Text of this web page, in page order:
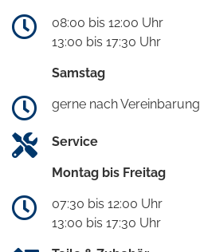
08:00 bis 12:00 Uhr
13:00 bis 17:30 Uhr
Samstag
gerne nach Vereinbarung
Service
Montag bis Freitag
07:30 bis 12:00 Uhr
13:00 bis 17:30 Uhr